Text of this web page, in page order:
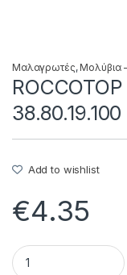
Μαλαγρωτές,Μολύβια
38.80.19.100
Add to wishlist
€4.35
ROCCOTOP